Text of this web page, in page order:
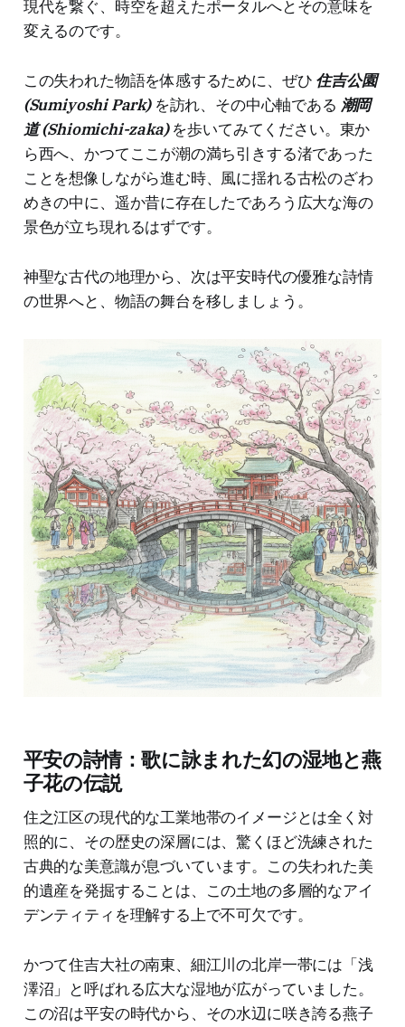
現代を繋ぐ、時空を超えたポータルへとその意味を
変えるのです。
この失われた物語を体感するために、ぜひ 住吉公園
(Sumiyoshi Park)を訪れ、その中心軸である 潮岡
道 (Shiomichi-zaka)を歩いてみてください。東か
ら西へ、かつてここが潮の満ち引きする渚であった
ことを想像しながら進む時、風に揺れる古松のざわ
めきの中に、遥か昔に存在したであろう広大な海の
景色が立ち現れるはずです。
神聖な古代の地理から、次は平安時代の優雅な詩情
の世界へと、物語の舞台を移しましょう。
平安の詩情：歌に詠まれた幻の湿地と燕
子花の伝説
住之江区の現代的な工業地帯のイメージとは全く対
照的に、その歴史の深層には、驚くほど洗練された
古典的な美意識が息づいています。この失われた美
的遺産を発掘することは、この土地の多層的なアイ
デンティティを理解する上で不可欠です。
かつて住吉大社の南東、細江川の北岸一帯には「浅
澤沼」と呼ばれる広大な湿地が広がっていました。
この沼は平安の時代から、その水辺に咲き誇る燕子